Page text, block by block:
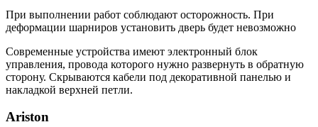
При выполнении работ соблюдают осторожность. При
деформации шарниров установить дверь будет невозможно
Современные устройства имеют электронный блок
управления, провода которого нужно развернуть в обратную
сторону. Скрываются кабели под декоративной панелью и
накладкой верхней петли.
Ariston